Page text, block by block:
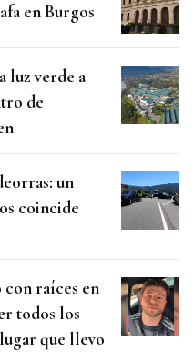
en Burgos
luz verde a
de
un
coincide
raíces en
todos los
que llevo